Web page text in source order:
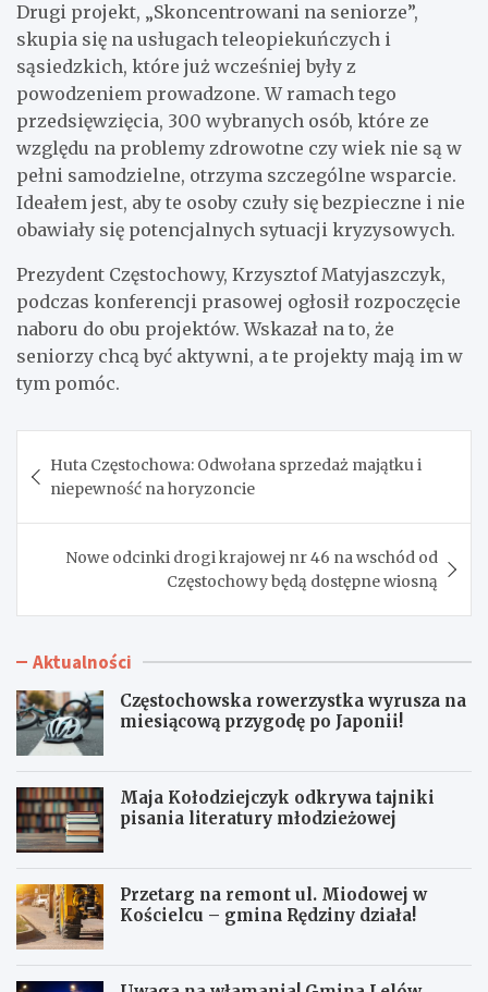
Drugi projekt, „Skoncentrowani na seniorze”,
skupia się na usługach teleopiekuńczych i
sąsiedzkich, które już wcześniej były z
powodzeniem prowadzone. W ramach tego
przedsięwzięcia, 300 wybranych osób, które ze
względu na problemy zdrowotne czy wiek nie są w
pełni samodzielne, otrzyma szczególne wsparcie.
Ideałem jest, aby te osoby czuły się bezpieczne i nie
obawiały się potencjalnych sytuacji kryzysowych.
Prezydent Częstochowy, Krzysztof Matyjaszczyk,
podczas konferencji prasowej ogłosił rozpoczęcie
naboru do obu projektów. Wskazał na to, że
seniorzy chcą być aktywni, a te projekty mają im w
tym pomóc.
wpisu
Huta Częstochowa: Odwołana sprzedaż majątku i
niepewność na horyzoncie
Nowe odcinki drogi krajowej nr 46 na wschód od
Częstochowy będą dostępne wiosną
Aktualności
Częstochowska rowerzystka wyrusza na
miesiącową przygodę po Japonii!
Maja Kołodziejczyk odkrywa tajniki
pisania literatury młodzieżowej
Przetarg na remont ul. Miodowej w
Kościelcu – gmina Rędziny działa!